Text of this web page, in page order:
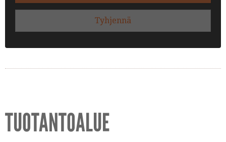
Tyhjennä
TUOTANTOALUE